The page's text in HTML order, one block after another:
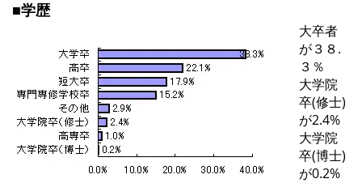
■学歴
大卒者
が３８.
３％
大学院
卒(修士)
が2.4%
大学院
卒(博士)
が0.2%